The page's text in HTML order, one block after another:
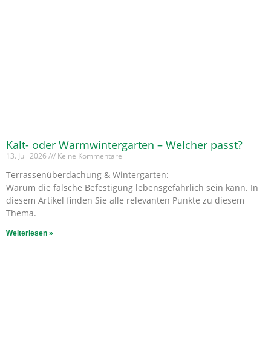
Kalt- oder Warmwintergarten – Welcher passt?
13. Juli 2026 Keine Kommentare
Terrassenüberdachung & Wintergarten:
Warum die falsche Befestigung lebensgefährlich sein kann. In
diesem Artikel finden Sie alle relevanten Punkte zu diesem
Thema.
Weiterlesen »